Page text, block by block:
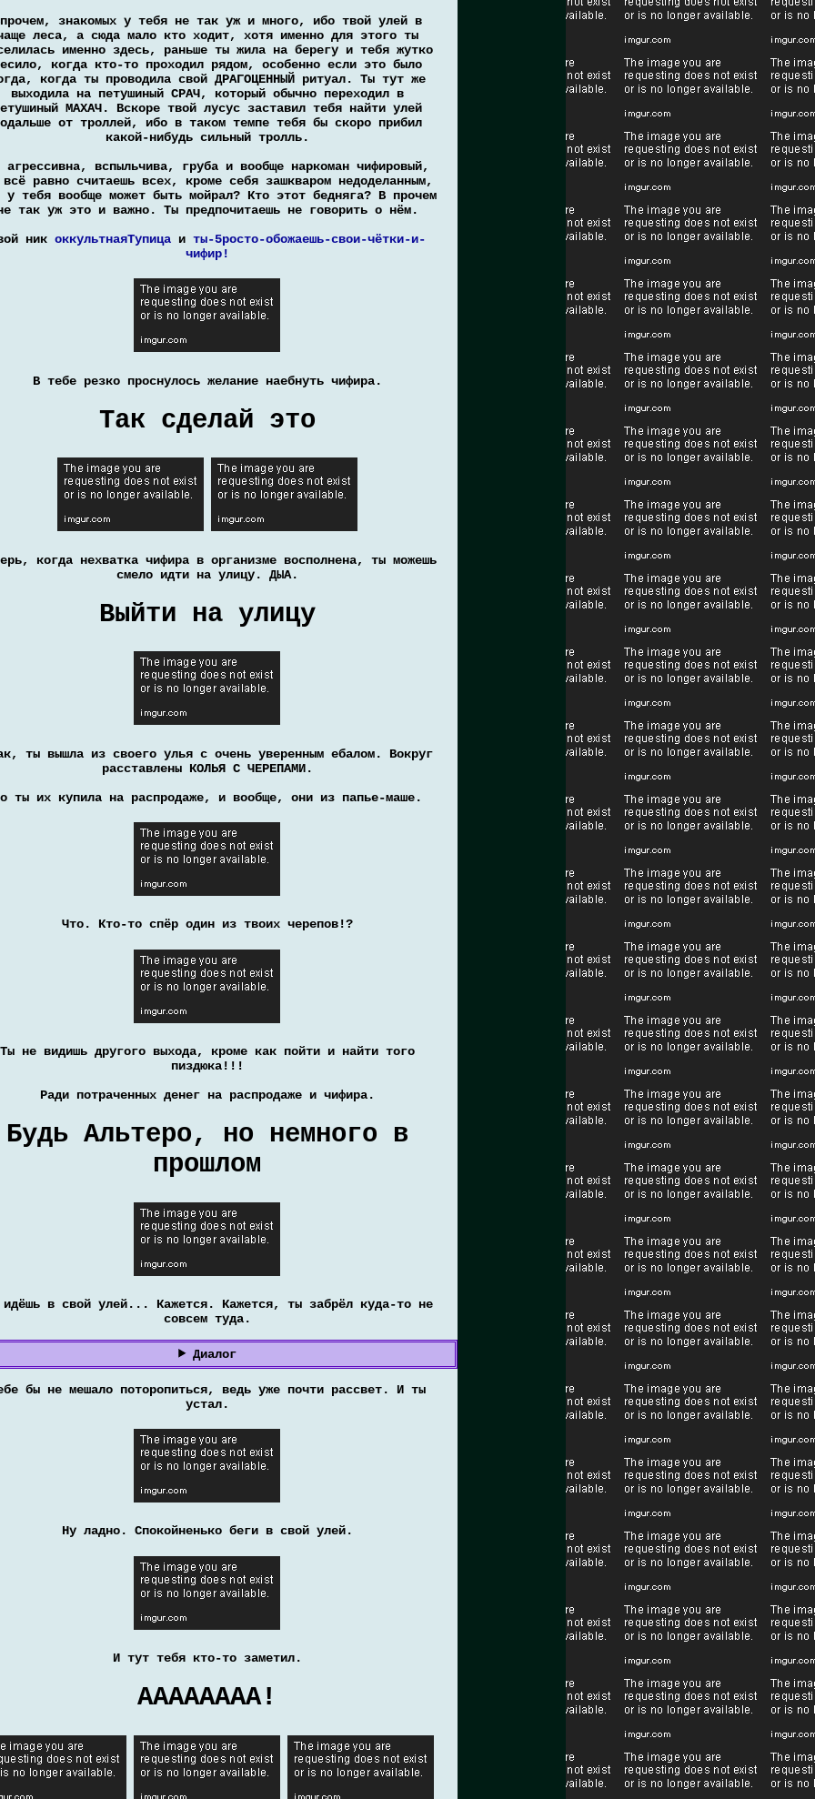
знакомых у тебя не так уж и много, ибо твой улей в
леса, а сюда мало кто ходит, хотя именно для этого ты
именно здесь, раньше ты жила на берегу и тебя жутко
когда кто-то проходил рядом, особенно если это было
когда ты проводила свой ДРАГОЦЕННЫЙ ритуал. Ты тут же
выходила на петушиный СРАЧ, который обычно переходил в
МАХАЧ. Вскоре твой лусус заставил тебя найти улей
от троллей, ибо в таком темпе тебя бы скоро прибил
какой-нибудь сильный тролль.
агрессивна, вспыльчива, груба и вообще наркоман чифировый,
равно считаешь всех, кроме себя зашкваром недоделанным,
у тебя вообще может быть мойрал? Кто этот бедняга? В прочем
так уж это и важно. Ты предпочитаешь не говорить о нём.
ник оккультнаяТупицаи ты-5росто-обожаешь-свои-чётки-и-
чифир!
В тебе резко проснулось желание наебнуть чифира.
Так сделай это
когда нехватка чифира в организме восполнена, ты можешь
смело идти на улицу. ДЫА.
Выйти на улицу
ты вышла из своего улья с очень уверенным ебалом. Вокруг
расставлены КОЛЬЯ С ЧЕРЕПАМИ.
ты их купила на распродаже, и вообще, они из папье-маше.
Что. Кто-то спёр один из твоих черепов!?
Ты не видишь другого выхода, кроме как пойти и найти того
пиздюка!!!
Ради потраченных денег на распродаже и чифира.
Будь Альтеро, но немного в
прошлом
идёшь в свой улей... Кажется. Кажется, ты забрёл куда-то не
совсем туда.
Диалог
бы не мешало поторопиться, ведь уже почти рассвет. И ты
устал.
Ну ладно. Спокойненько беги в свой улей.
И тут тебя кто-то заметил.
АААААААА!